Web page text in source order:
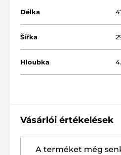
Délka
Šířka
Hloubka
Vásárlói értékelések
A terméket még